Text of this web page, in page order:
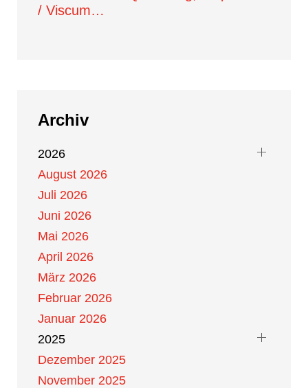
/ Viscum…
Archiv
2026
August 2026
Juli 2026
Juni 2026
Mai 2026
April 2026
März 2026
Februar 2026
Januar 2026
2025
Dezember 2025
November 2025